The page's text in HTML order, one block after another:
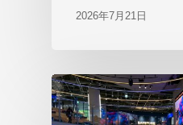
2026年7月21日